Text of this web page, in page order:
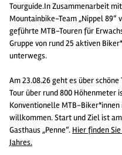
Tourguide.In Zusammenarbeit
Mountainbike-Team „Nippel 89“
geführte MTB-Touren für
Gruppe von rund 25 aktiven
unterwegs.
Am 23.08.26 geht es über
Tour über rund 800 Höhenmeter
Konventionelle MTB-
willkommen. Start und Ziel ist
Gasthaus „Penne“. Hier finden
Jahres.